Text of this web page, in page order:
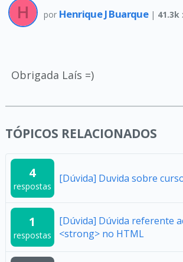
por Henrique J Buarque | 41.3k
Obrigada Laís =)
TÓPICOS RELACIONADOS
4
respostas
[Dúvida] Duvida sobre
1
respostas
[Dúvida] Dúvida referente
<strong> no HTML